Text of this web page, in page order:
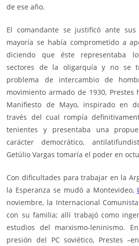
de ese año.
El comandante se justificó ante sus
mayoría se había comprometido a
diciendo que éste representaba
sectores de la oligarquía y no se
problema de intercambio de
movimiento armado de 1930,
Manifiesto de Mayo, inspirado en
través del cual rompía
tenientes y presentaba una
carácter democrático,
Getúlio Vargas tomaría el poder en
Con dificultades para trabajar en la
la Esperanza se mudó a Montevideo,
noviembre, la Internacional
con su familia; allí trabajó como
estudios del marxismo-leninismo.
presión del PC soviético, Prestes